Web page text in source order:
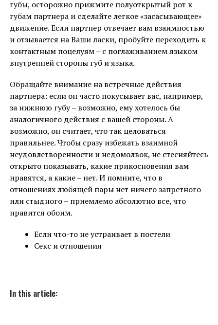
губы, осторожно прижмите полуоткрытый рот к
губам партнера и сделайте легкое «засасывающее»
движение. Если партнер отвечает вам взаимностью
и отзывается на Ваши ласки, пробуйте переходить к
контактным поцелуям – с поглаживанием языком
внутренней стороны губ и языка.
Обращайте внимание на встречные действия
партнера: если он часто покусывает вас, например,
за нижнюю губу – возможно, ему хотелось бы
аналогичного действия с вашей стороны. А
возможно, он считает, что так целоваться
правильнее. Чтобы сразу избежать взаимной
неудовлетворенности и недомолвок, не стесняйтесь
открыто показывать, какие прикосновения вам
нравятся, а какие – нет. И помните, что в
отношениях любящей пары нет ничего запретного
или стыдного – приемлемо абсолютно все, что
нравится обоим.
Если что-то не устраивает в постели
Секс и отношения
In this article: